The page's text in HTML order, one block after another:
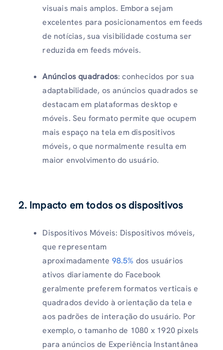
visuais mais amplos. Embora sejam
excelentes para posicionamentos em feeds
de notícias, sua visibilidade costuma ser
reduzida em feeds móveis.
Anúncios quadrados: conhecidos por sua
adaptabilidade, os anúncios quadrados se
destacam em plataformas desktop e
móveis. Seu formato permite que ocupem
mais espaço na tela em dispositivos
móveis, o que normalmente resulta em
maior envolvimento do usuário.
2. Impacto em todos os dispositivos
Dispositivos Móveis: Dispositivos móveis,
que representam
aproximadamente 98.5% dos usuários
ativos diariamente do Facebook
geralmente preferem formatos verticais e
quadrados devido à orientação da tela e
aos padrões de interação do usuário. Por
exemplo, o tamanho de 1080 x 1920 pixels
para anúncios de Experiência Instantânea